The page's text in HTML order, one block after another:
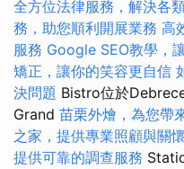
全方位法律服務，解決各
務，助您順利開展業務 高
服務 Google SEO教學，
矯正，讓你的笑容更自信
決問題 Bistro位於
Grand 苗栗外燴，為您帶
之家，提供專業照顧與關懷
提供可靠的調查服務